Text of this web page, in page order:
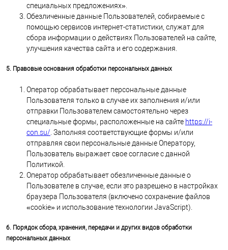
специальных предложениях».
Обезличенные данные Пользователей, собираемые с
помощью сервисов интернет-статистики, служат для
сбора информации о действиях Пользователей на сайте,
улучшения качества сайта и его содержания.
5. Правовые основания обработки персональных данных
Оператор обрабатывает персональные данные
Пользователя только в случае их заполнения и/или
отправки Пользователем самостоятельно через
специальные формы, расположенные на сайте https://i-
con.su/ . Заполняя соответствующие формы и/или
отправляя свои персональные данные Оператору,
Пользователь выражает свое согласие с данной
Политикой.
Оператор обрабатывает обезличенные данные о
Пользователе в случае, если это разрешено в настройках
браузера Пользователя (включено сохранение файлов
«cookie» и использование технологии JavaScript).
6. Порядок сбора, хранения, передачи и других видов обработки
персональных данных